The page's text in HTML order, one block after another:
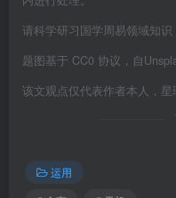
请科学研习国学周易领域知识
题图基于 CC0 协议，自
该文观点仅代表作者本人，星
运用